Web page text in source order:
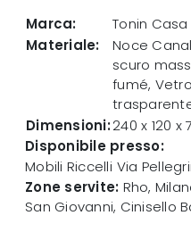
Marca:
Tonin Casa
Materiale:
Noce
scuro
fumé,
Dimensioni:240 x 120 x
Disponibile presso:
Mobili Riccelli Via
Zone servite: Rho,
San Giovanni, Cinisello